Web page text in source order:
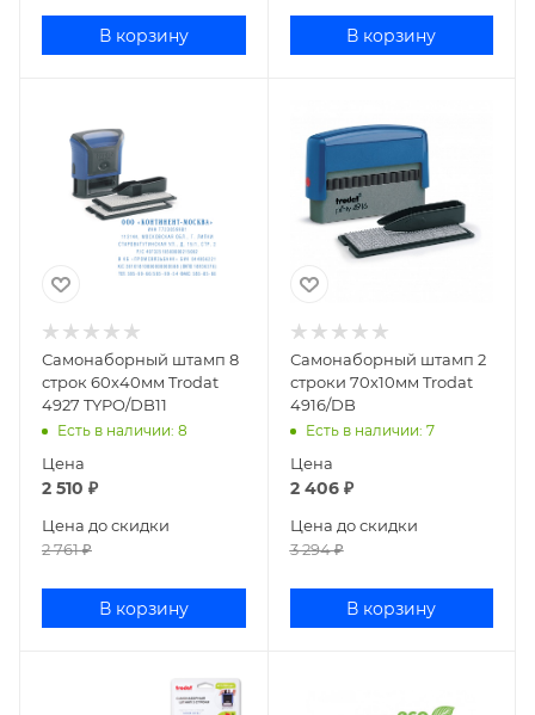
В корзину В корзину
Самонаборный штамп 8
строк 60х40мм Trodat
4927 TYPO/DB11
Есть в наличии: 8
Цена
2 510 ₽
Цена до скидки
2 761₽
В корзину
Самонаборный штамп 2
строки 70х10мм Trodat
4916/DB
Есть в наличии: 7
Цена
2 406₽
Цена до скидки
3 294₽
В корзину